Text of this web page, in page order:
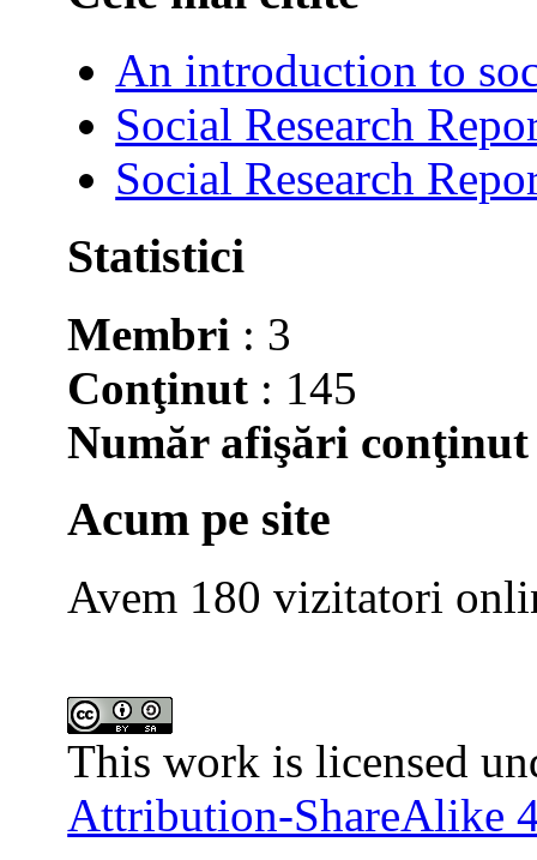
An introduction to
Social Research
Social Research
Statistici
Membri : 3
Conţinut : 145
Număr afişări conţinut
Acum pe site
Avem 180 vizitatori
This work is licensed
Attribution-ShareAlike